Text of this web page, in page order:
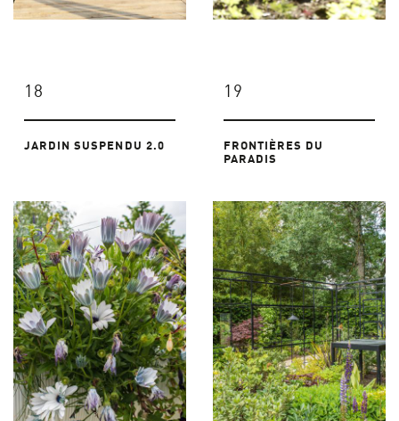
18
JARDIN SUSPENDU 2.0
19
FRONTIÈRES DU
PARADIS